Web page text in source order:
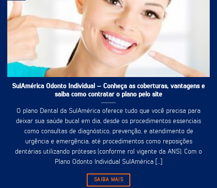
SulAmérica Odonto Individual – Conheça as coberturas, vantagens e
saiba como contratar o plano pelo site
O plano Dental da SulAmérica oferece tudo que você precisa para
deixar sua saúde bucal em dia, desde os procedimentos essenciais
como consultas de diagnóstico, prevenção, e atendimento de
urgência e emergência, até procedimentos como reposições
dentárias utilizando próteses (conforme rol vigente da ANS). Com o
Plano Odonto Individual SulAmérica [...]
SAIBA MAIS